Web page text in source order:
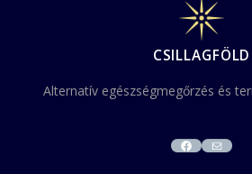
CSILLAGFÖLD
Alternatív egészségmegőrzés és
FACEBOOK
MAIL